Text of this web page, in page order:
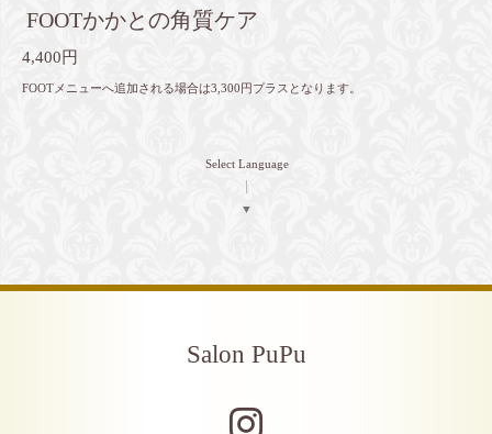
FOOTかかとの角質ケア
4,400円
FOOTメニューへ追加される場合は3,300円プラスとなります。
Select Language
▼
Salon PuPu